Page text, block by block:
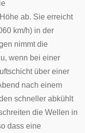
ab. Sie erreicht
km/h) in der
nimmt die
wenn bei einer
über einer
nach einem
schneller abkühlt
die Wellen in
dass eine